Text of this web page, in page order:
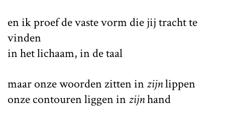
en ik proef de vaste vorm die jij tracht te
vinden
in het lichaam, in de taal
maar onze woorden zitten inzijnlippen
onze contouren liggen inzijnhand